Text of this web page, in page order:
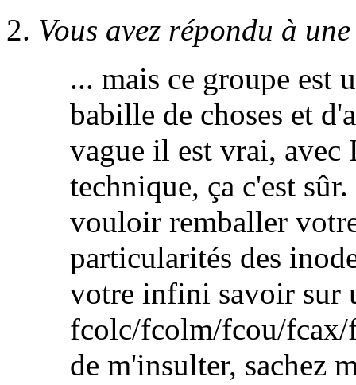
Vous avez répondu à
... mais ce groupe est
babille de choses et
vague il est vrai, avec
technique, ça c'est
vouloir remballer
particularités des
votre infini savoir sur
fcolc/fcolm/fcou/fcax/
de m'insulter, sachez